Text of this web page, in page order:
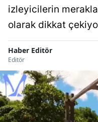
izleyicilerin
olarak dikkat
Haber Editör
Editör